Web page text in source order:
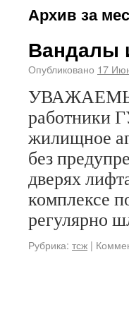
Архив за
Вандалы
Опубликовано 17
работники
жилищное
без
дверях
комплексе
регулярно
Рубрика: тсж |